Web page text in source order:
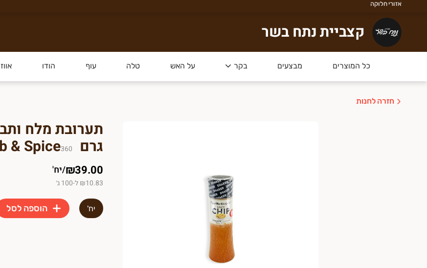
קצביית נתח בשר
מקור הבשר שלנו הוא מרעה טבעי ברמת הגולן - טרי, איכותי ומלא בטעם. אנחנו מבצעים
אזורי חלוקה
קצביית נתח בשר
כל המוצרים מבצעים בקר על האש טלה עוף הודו אווז
חזרה לחנות
גרם Cape Herb & Spice 360
₪39.00
/יח'
₪10.83 ל-100 ג׳
יח' הוספה לסל